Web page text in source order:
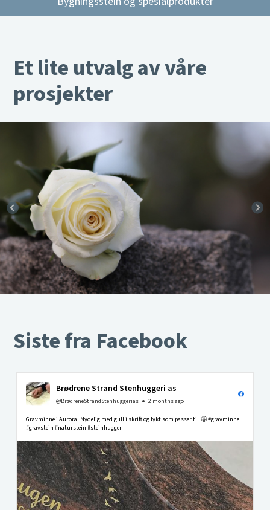
Et lite utvalg av våre
prosjekter
Siste fra Facebook
Brødrene Strand Stenhuggeri as
@BrødreneStrandStenhuggerias 2 months ago
Gravminne i Aurora. Nydelig med gull i skrift og lykt som passer til.🤩 #gravminne
#gravstein #naturstein #steinhugger